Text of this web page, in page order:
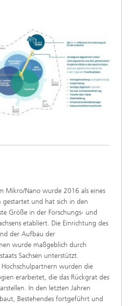
Mikro/Nano wurde 2016 als eines
gestartet und hat sich in den
Größe in der Forschungs- und
etabliert. Die Einrichtung des
der Aufbau der
wurde maßgeblich durch
Sachsen unterstützt.
wurden die
erarbeitet, die das Rückgrat des
In den letzten Jahren
Bestehendes fortgeführt und